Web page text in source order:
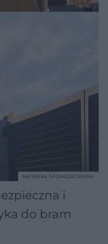
i
do bram
MATERIAŁ SPONSOROWANY